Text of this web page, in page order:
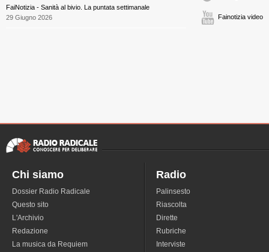
FaiNotizia - Sanità al bivio. La puntata settimanale
29 Giugno 2026
Fainotizia video
Chi siamo
Dossier Radio Radicale
Questo sito
L'Archivio
Redazione
La musica da Requiem
Radio
Palinsesto
Riascolta
Dirette
Rubriche
Interviste